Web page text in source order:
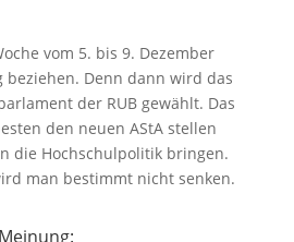
vom 5. bis 9. Dezember
beziehen. Denn dann wird das
der RUB gewählt. Das
den neuen AStA stellen
die Hochschulpolitik bringen.
man bestimmt nicht senken.